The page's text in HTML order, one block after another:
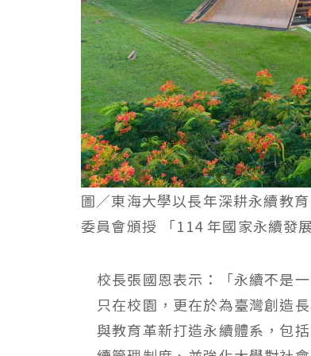
圖／東海大學以長年深耕永續教
委員會頒授 「114 年國家永續發
校長張國恩表示：「永續不是
只在校園，更在於為臺灣創造
與教育革新打造永續體系，包